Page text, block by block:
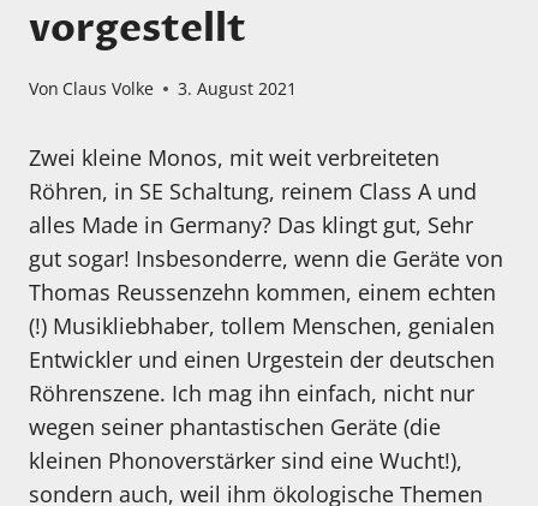
vorgestellt
Von Claus Volke 3. August 2021
Zwei kleine Monos, mit weit verbreiteten
Röhren, in SE Schaltung, reinem Class A und
alles Made in Germany? Das klingt gut, Sehr
gut sogar! Insbesonderre, wenn die Geräte von
Thomas Reussenzehn kommen, einem echten
(!) Musikliebhaber, tollem Menschen, genialen
Entwickler und einen Urgestein der deutschen
Röhrenszene. Ich mag ihn einfach, nicht nur
wegen seiner phantastischen Geräte (die
kleinen Phonoverstärker sind eine Wucht!),
sondern auch, weil ihm ökologische Themen